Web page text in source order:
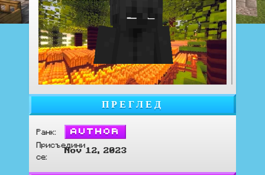
ПРЕГЛЕД
Ранк: Author
Присъедини
се:
Nov 12, 2023